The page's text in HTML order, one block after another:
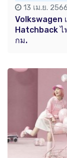
13 เม.ย.
Volkswagen
Hatchback ไ
กม.